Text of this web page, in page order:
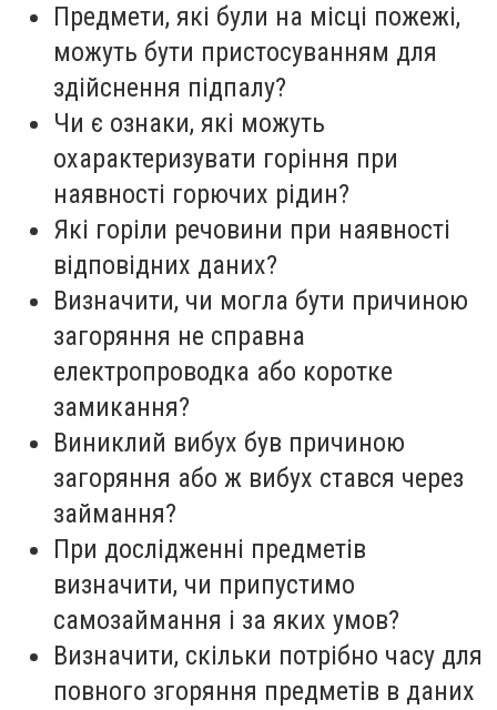
Предмети, які були на місці пожежі,
можуть бути пристосуванням для
здійснення підпалу?
Чи є ознаки, які можуть
охарактеризувати горіння при
наявності горючих рідин?
Які горіли речовини при наявності
відповідних даних?
Визначити, чи могла бути причиною
загоряння не справна
електропроводка або коротке
замикання?
Виниклий вибух був причиною
загоряння або ж вибух стався через
займання?
При дослідженні предметів
визначити, чи припустимо
самозаймання і за яких умов?
Визначити, скільки потрібно часу для
повного згоряння предметів в даних